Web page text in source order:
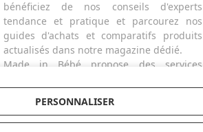
bénéficiez de nos conseils d'experts
tendance et pratique et parcourez nos
guides d'achats et comparatifs produits
actualisés dans notre magazine dédié.
Made in Bébé propose des services
bien la possibilité de créer des listes de
naissances avec facilité. Alors n'hésitez
PERSONNALISER